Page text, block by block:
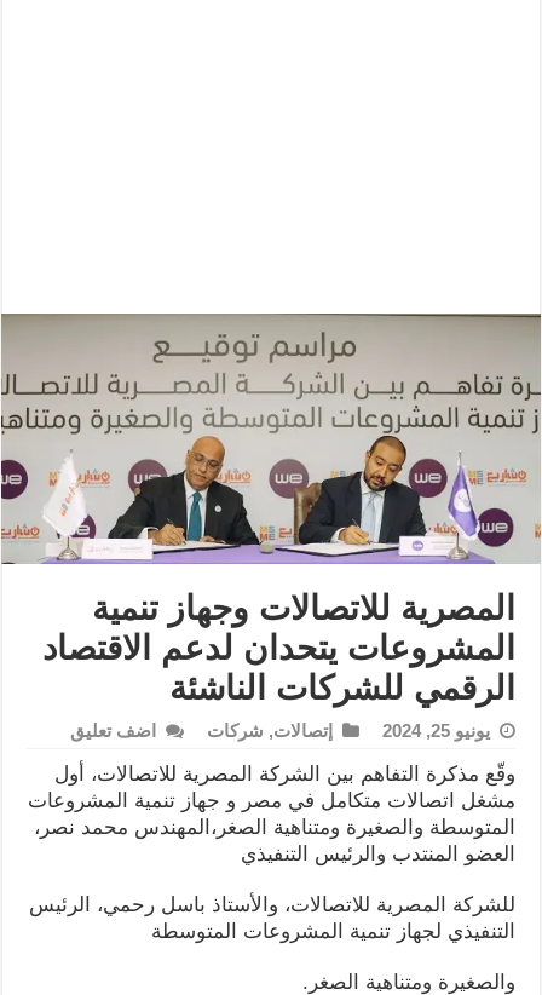
المصرية للاتصالات وجهاز تنمية
المشروعات يتحدان لدعم الاقتصاد
الرقمي للشركات الناشئة
يونيو 25, 2024 إتصالات, شركات اضف تعليق
وقّع مذكرة التفاهم بين الشركة المصرية للاتصالات، أول
مشغل اتصالات متكامل في مصر و جهاز تنمية المشروعات
المتوسطة والصغيرة ومتناهية الصغر،المهندس محمد نصر،
العضو المنتدب والرئيس التنفيذي
للشركة المصرية للاتصالات، والأستاذ باسل رحمي، الرئيس
التنفيذي لجهاز تنمية المشروعات المتوسطة
والصغيرة ومتناهية الصغر.